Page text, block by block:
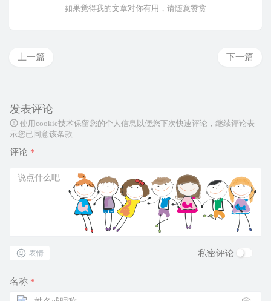
如果觉得我的文章对你有用，请随意赞赏
下一篇
上一篇
发表评论
使用cookie技术保留您的个人信息以便您下次快速评论，继续评论表
示您已同意该条款
评论 *
表情 私密评论
名称 *